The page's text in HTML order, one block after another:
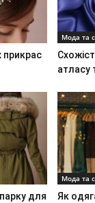
прикрас
Мода та
атласу
для
Мода та
Як